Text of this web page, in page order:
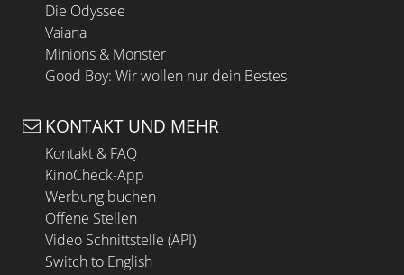
Die Odyssee
Vaiana
Minions & Monster
Good Boy: Wir wollen nur dein Bestes
KONTAKT UND MEHR
Kontakt & FAQ
KinoCheck-App
Werbung buchen
Offene Stellen
Video Schnittstelle (API)
Switch to English